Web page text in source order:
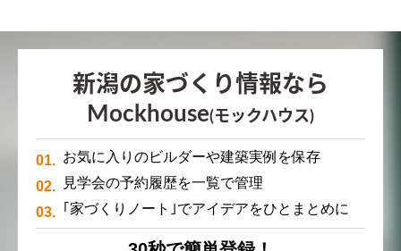
新潟の家づくり情報なら
Mockhouse(モックハウス)
お気に入りのビルダーや建築実例を保存
見学会の予約履歴を一覧で管理
｢家づくりノート｣でアイデアをひとまとめに